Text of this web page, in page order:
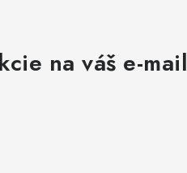
na váš e-mail